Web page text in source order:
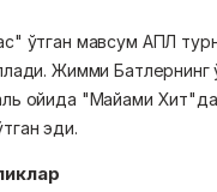
ўтган мавсум АПЛ
Жимми Батлернинг
ойида "Майами
эди.